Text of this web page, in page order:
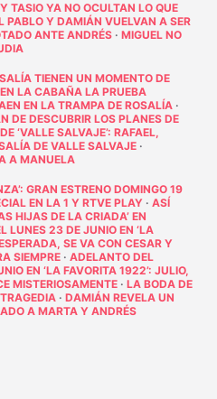
TASIO YA NO OCULTAN LO QUE
PABLO Y DAMIÁN VUELVAN A SER
ANTE ANDRÉS· MIGUEL NO
TIENEN UN MOMENTO DE
LA CABAÑA LA PRUEBA
EN LA TRAMPA DE ROSALÍA·
DE DESCUBRIR LOS PLANES DE
‘VALLE SALVAJE’: RAFAEL,
DE VALLE SALVAJE·
A MANUELA
GRAN ESTRENO DOMINGO 19
EN LA 1 Y RTVE PLAY· ASÍ
HIJAS DE LA CRIADA’ EN
LUNES 23 DE JUNIO EN ‘LA
SE VA CON CESAR Y
SIEMPRE· ADELANTO DEL
EN ‘LA FAVORITA 1922’: JULIO,
MISTERIOSAMENTE· LA BODA DE
· DAMIÁN REVELA UN
A MARTA Y ANDRÉS